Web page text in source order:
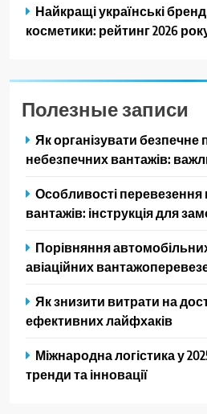
Найкращі українські
косметики: рейтинг 2026
Полезные записи
Як організувати безпечне
небезпечних вантажів:
Особливості перевезення
вантажів: інструкція для
Порівняння
авіаційних
Як знизити витрати на
ефективних лайфхаків
Міжнародна логістика у
тренди та інновації